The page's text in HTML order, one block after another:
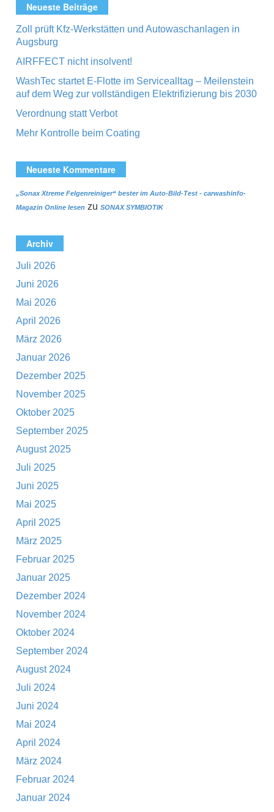
Neueste Beiträge
Zoll prüft Kfz-Werkstätten und Autowaschanlagen in
Augsburg
AIRFFECT nicht insolvent!
WashTec startet E-Flotte im Servicealltag – Meilenstein
auf dem Weg zur vollständigen Elektrifizierung bis 2030
Verordnung statt Verbot
Mehr Kontrolle beim Coating
Neueste Kommentare
„Sonax Xtreme Felgenreiniger“ bester im Auto-Bild-Test - carwashinfo-
Magazin Online lesen zu SONAX SYMBIOTIK
Archiv
Juli 2026
Juni 2026
Mai 2026
April 2026
März 2026
Januar 2026
Dezember 2025
November 2025
Oktober 2025
September 2025
August 2025
Juli 2025
Juni 2025
Mai 2025
April 2025
März 2025
Februar 2025
Januar 2025
Dezember 2024
November 2024
Oktober 2024
September 2024
August 2024
Juli 2024
Juni 2024
Mai 2024
April 2024
März 2024
Februar 2024
Januar 2024